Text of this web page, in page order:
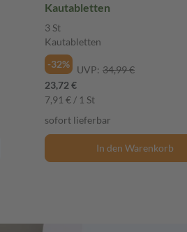
Kautabletten
3 St
Kautabletten
-32%
UVP: 34,99 €
23,72 €
7,91 € / 1 St
sofort lieferbar
In den Warenkorb